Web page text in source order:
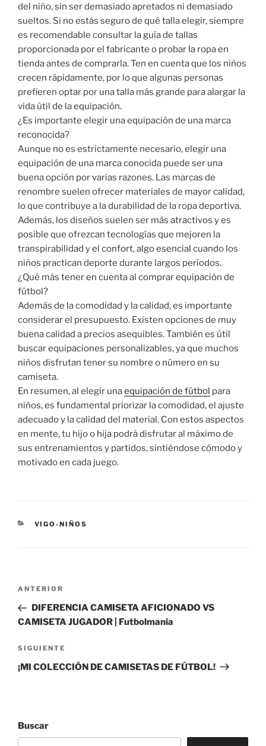
del niño, sin ser demasiado apretados ni demasiado
sueltos. Si no estás seguro de qué talla elegir, siempre
es recomendable consultar la guía de tallas
proporcionada por el fabricante o probar la ropa en
tienda antes de comprarla. Ten en cuenta que los niños
crecen rápidamente, por lo que algunas personas
prefieren optar por una talla más grande para alargar la
vida útil de la equipación.
¿Es importante elegir una equipación de una marca
reconocida?
Aunque no es estrictamente necesario, elegir una
equipación de una marca conocida puede ser una
buena opción por varias razones. Las marcas de
renombre suelen ofrecer materiales de mayor calidad,
lo que contribuye a la durabilidad de la ropa deportiva.
Además, los diseños suelen ser más atractivos y es
posible que ofrezcan tecnologías que mejoren la
transpirabilidad y el confort, algo esencial cuando los
niños practican deporte durante largos períodos.
¿Qué más tener en cuenta al comprar equipación de
fútbol?
Además de la comodidad y la calidad, es importante
considerar el presupuesto. Existen opciones de muy
buena calidad a precios asequibles. También es útil
buscar equipaciones personalizables, ya que muchos
niños disfrutan tener su nombre o número en su
camiseta.
En resumen, al elegir unaequipación de fútbol para
niños, es fundamental priorizar la comodidad, el ajuste
adecuado y la calidad del material. Con estos aspectos
en mente, tu hijo o hija podrá disfrutar al máximo de
sus entrenamientos y partidos, sintiéndose cómodo y
motivado en cada juego.
CATEGORÍAS
VIGO-NIÑOS
Navegación
entradas
Entrada
anterior:
ANTERIOR
DIFERENCIA CAMISETA AFICIONADO VS
CAMISETA JUGADOR | Futbolmania
Siguiente
entrada
SIGUIENTE
¡MI COLECCIÓN DE CAMISETAS DE FÚTBOL!
Buscar